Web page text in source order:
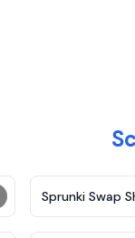
Sprunki Swap